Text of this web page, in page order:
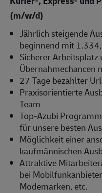
(m/w/d)
Jährlich steigende
beginnend mit
Sicherer Arbeitsplatz
Übernahmechancen
27 Tage bezahlter
Praxisorientierte
Team
Top-Azubi
für unsere besten
Möglichkeit einer
kaufmännischen
Attraktive
bei
Modemarken, etc.